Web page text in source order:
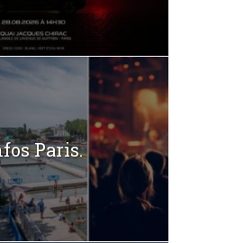
Paris.